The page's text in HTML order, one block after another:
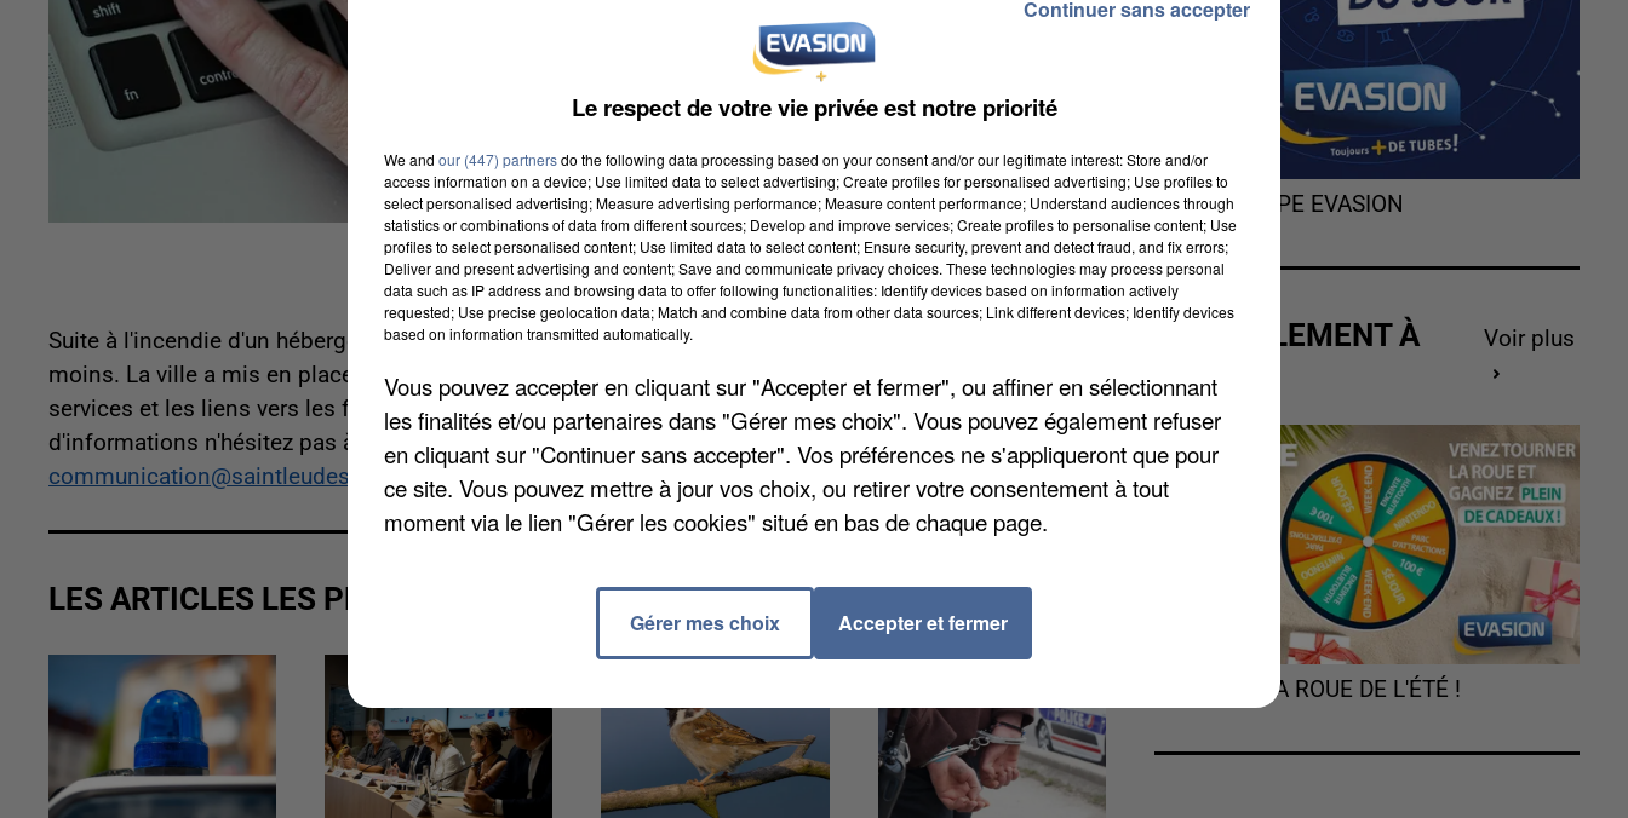
Suite à l'incendie d'un hébergeur, le site de la ville est toujours indisponible et ce jusqu'au 26 mars au
moins. La ville a mis en place une page temporaire où vous pourrez retrouver les coordonnées des
services et les liens vers les formulaires utiles :
www.saintleudesserent.fr
. Si vous avez besoin
d'informations n'hésitez pas à contacter le service communication à l'adresse
communication@saintleudesserent.fr
LES ARTICLES LES PLUS VUS
L'HOROSCOPE EVASION
ACTUELLEMENT À
Voir plus
TOURNEZ LA ROUE DE L'ÉTÉ !
Le respect de votre vie privée est notre priorité
We and our (447) partnersdo the following data processing based on your consent and/or our legitimate interest: Store and/or
access information on a device; Use limited data to select advertising; Create profiles for personalised advertising; Use profiles to
select personalised advertising; Measure advertising performance; Measure content performance; Understand audiences through
statistics or combinations of data from different sources; Develop and improve services; Create profiles to personalise content; Use
profiles to select personalised content; Use limited data to select content; Ensure security, prevent and detect fraud, and fix errors;
Deliver and present advertising and content; Save and communicate privacy choices. These technologies may process personal
data such as IP address and browsing data to offer following functionalities: Identify devices based on information actively
requested; Use precise geolocation data; Match and combine data from other data sources; Link different devices; Identify devices
based on information transmitted automatically.
Vous pouvez accepter en cliquant sur "Accepter et fermer", ou affiner en sélectionnant
les finalités et/ou partenaires dans "Gérer mes choix". Vous pouvez également refuser
en cliquant sur "Continuer sans accepter". Vos préférences ne s'appliqueront que pour
ce site. Vous pouvez mettre à jour vos choix, ou retirer votre consentement à tout
moment via le lien "Gérer les cookies" situé en bas de chaque page.
Gérer mes choix Accepter et fermer
Continuer sans accepter